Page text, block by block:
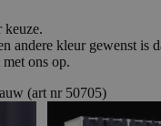
keuze.
andere kleur gewenst is
ons op.
(art nr 50705)